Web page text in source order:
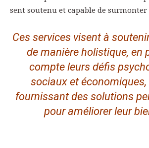
sent soutenu et capable de surmonter
Ces services visent à
de manière holistique, en
compte leurs défis
sociaux et économiques,
fournissant des solutions
pour améliorer leur